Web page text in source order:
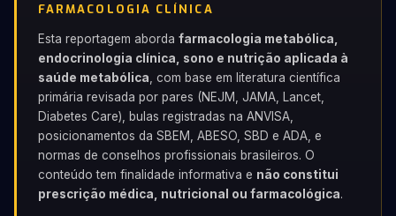
FARMACOLOGIA CLÍNICA
Esta reportagem aborda farmacologia metabólica,
endocrinologia clínica, sono e nutrição aplicada à
saúde metabólica , com base em literatura científica
primária revisada por pares (NEJM, JAMA, Lancet,
Diabetes Care), bulas registradas na ANVISA,
posicionamentos da SBEM, ABESO, SBD e ADA, e
normas de conselhos profissionais brasileiros. O
conteúdo tem finalidade informativa e não constitui
prescrição médica, nutricional ou farmacológica.